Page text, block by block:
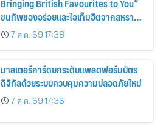
Bringing British Favourites to You”
ขนทัพของอร่อยและไอเท็มฮิตจากสหราช
อาณาจักร ส่งตรงถึงมือตั้งแต่วันนี้ – 18
สิงหาคมนี้
7 ส.ค. 69 17:38
มาสเตอร์การ์ดยกระดับแพลตฟอร์มบัตร
ดิจิทัลด้วยระบบควบคุมความปลอดภัยใหม่
7 ส.ค. 69 17:36